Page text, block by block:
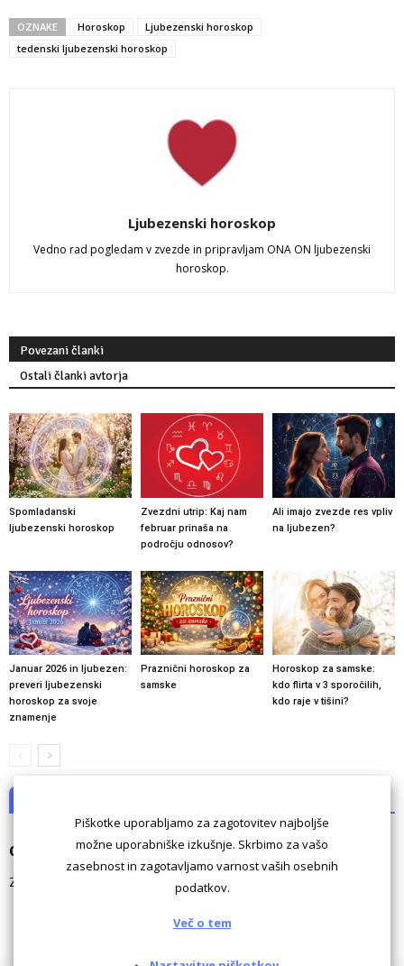
OZNAKE Horoskop
Ljubezenski horoskop
tedenski ljubezenski horoskop
Ljubezenski horoskop
Vedno rad pogledam v zvezde in pripravljam ONA ON ljubezenski
horoskop.
Povezani članki
Ostali članki avtorja
Spomladanski
ljubezenski horoskop
Zvezdni utrip: Kaj nam
februar prinaša na
področju odnosov?
Ali imajo zvezde res vpliv
na ljubezen?
Januar 2026 in ljubezen:
preveri ljubezenski
horoskop za svoje
znamenje
Praznični horoskop za
samske
Horoskop za samske:
kdo flirta v 3 sporočilih,
kdo raje v tišini?
Odgovori
Za komentiranje morate bitiprijavljeni
Piškotke uporabljamo za zagotovitev najboljše
možne uporabniške izkušnje. Skrbimo za vašo
zasebnost in zagotavljamo varnost vaših osebnih
podatkov.
Več o tem